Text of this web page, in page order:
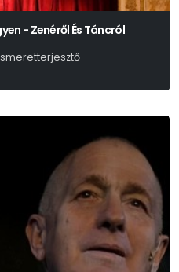
- Zenéről És Táncról